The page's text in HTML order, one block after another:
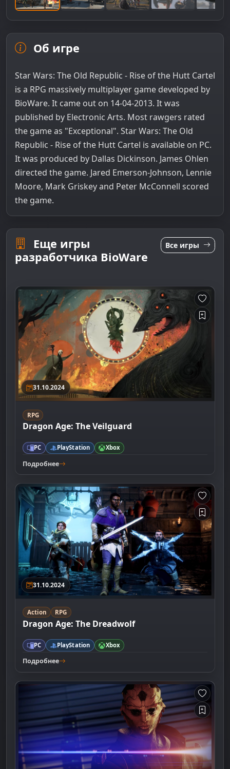
Об игре
Star Wars: The Old Republic - Rise of the Hutt Cartel
is a RPG massively multiplayer game developed by
BioWare. It came out on 14-04-2013. It was
published by Electronic Arts. Most rawgers rated
the game as "Exceptional". Star Wars: The Old
Republic - Rise of the Hutt Cartel is available on PC.
It was produced by Dallas Dickinson. James Ohlen
directed the game. Jared Emerson-Johnson, Lennie
Moore, Mark Griskey and Peter McConnell scored
the game.
Еще игры
разработчика BioWare
Все игры
31.10.2024
RPG
Dragon Age: The Veilguard
PC PlayStation Xbox
Подробнее
31.10.2024
Action RPG
Dragon Age: The Dreadwolf
PC PlayStation Xbox
Подробнее